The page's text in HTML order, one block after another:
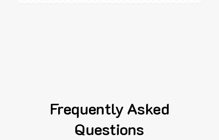
Frequently Asked
Questions